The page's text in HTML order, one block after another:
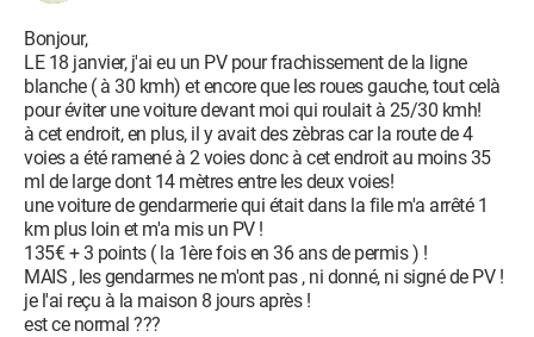
Bonjour,
LE 18 janvier, j'ai eu un PV pour frachissement de la ligne
blanche ( à 30 kmh) et encore que les roues gauche, tout celà
pour éviter une voiture devant moi qui roulait à 25/30 kmh!
à cet endroit, en plus, il y avait des zèbras car la route de 4
voies a été ramené à 2 voies donc à cet endroit au moins 35
ml de large dont 14 mètres entre les deux voies!
une voiture de gendarmerie qui était dans la file m'a arrêté 1
km plus loin et m'a mis un PV !
135€ + 3 points ( la 1ère fois en 36 ans de permis ) !
MAIS , les gendarmes ne m'ont pas , ni donné, ni signé de PV !
je l'ai reçu à la maison 8 jours après !
est ce normal ???